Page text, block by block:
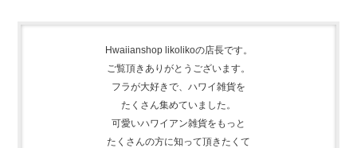
Hwaiianshop likolikoの店長です。
ご覧頂きありがとうございます。
フラが大好きで、 ハワイ雑貨を
たくさん集めていました。
可愛いハワイアン雑貨をもっと
たくさんの方に知って頂きたくて